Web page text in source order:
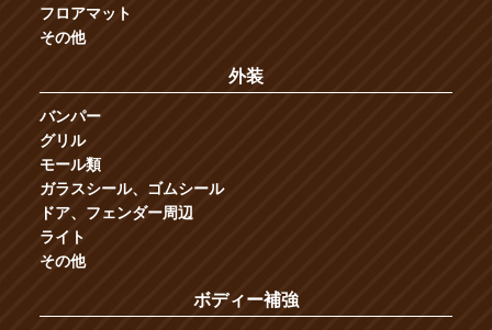
フロアマット
その他
外装
バンパー
グリル
モール類
ガラスシール、ゴムシール
ドア、フェンダー周辺
ライト
その他
ボディー補強